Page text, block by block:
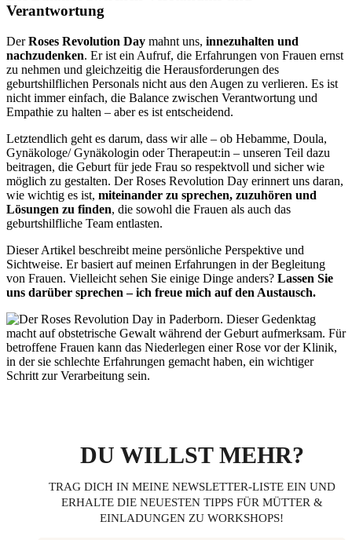
Verantwortung
DerRoses Revolution Day mahnt uns, innezuhalten und
nachzudenken. Er ist ein Aufruf, die Erfahrungen von Frauen ernst
zu nehmen und gleichzeitig die Herausforderungen des
geburtshilflichen Personals nicht aus den Augen zu verlieren. Es ist
nicht immer einfach, die Balance zwischen Verantwortung und
Empathie zu halten – aber es ist entscheidend.
Letztendlich geht es darum, dass wir alle – ob Hebamme, Doula,
Gynäkologe/ Gynäkologin oder Therapeut:in – unseren Teil dazu
beitragen, die Geburt für jede Frau so respektvoll und sicher wie
möglich zu gestalten. Der Roses Revolution Day erinnert uns daran,
wie wichtig es ist, miteinander zu sprechen, zuzuhören und
Lösungen zu finden, die sowohl die Frauen als auch das
geburtshilfliche Team entlasten.
Dieser Artikel beschreibt meine persönliche Perspektive und
Sichtweise. Er basiert auf meinen Erfahrungen in der Begleitung
von Frauen. Vielleicht sehen Sie einige Dinge anders? Lassen Sie
uns darüber sprechen – ich freue mich auf den Austausch.
DU WILLST MEHR?
TRAG DICH IN MEINE NEWSLETTER-LISTE EIN UND
ERHALTE DIE NEUESTEN TIPPS FÜR MÜTTER &
EINLADUNGEN ZU WORKSHOPS!